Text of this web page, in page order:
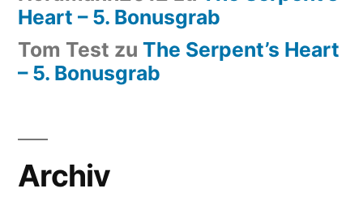
Heart – 5. Bonusgrab
Tom Test zu The Serpent’s Heart
– 5. Bonusgrab
Archiv